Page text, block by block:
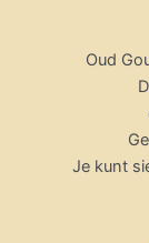
Oud
Je kunt